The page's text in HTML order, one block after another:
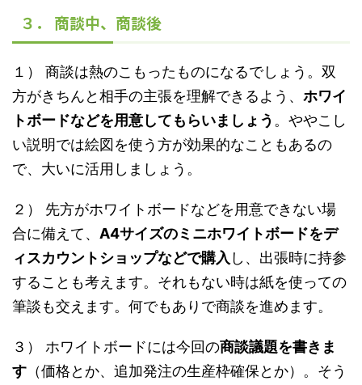
３． 商談中、商談後
１） 商談は熱のこもったものになるでしょう。双
方がきちんと相手の主張を理解できるよう、 ホワイ
トボードなどを用意してもらいましょう 。ややこし
い説明では絵図を使う方が効果的なこともあるの
で、大いに活用しましょう。
２） 先方がホワイトボードなどを用意できない場
合に備えて、 A4サイズのミニホワイトボードをデ
ィスカウントショップなどで購入 し、出張時に持参
することも考えます。それもない時は紙を使っての
筆談も交えます。何でもありで商談を進めます。
３） ホワイトボードには今回の商談議題を書きま
す （価格とか、追加発注の生産枠確保とか）。そう